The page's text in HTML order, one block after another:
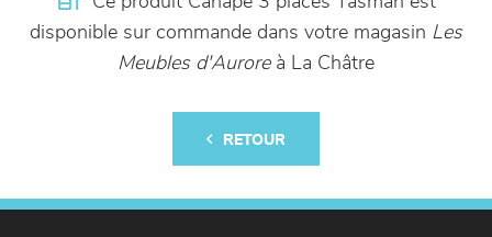
disponible sur commande dans votre magasin Les
Meubles d'Auroreà La Châtre
RETOUR